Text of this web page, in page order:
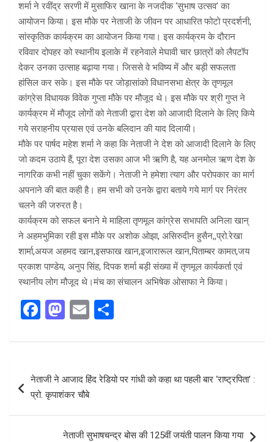
शर्मा ने रवींद्र सरणी में मुसाफिर खाना के नजदीक ‘सुभाष उत्सव’ का
आयोजन किया। इस मौके पर नेताजी के जीवन पर आधारित फोटो प्रदर्शनी,
सांस्कृतिक कार्यक्रम का आयोजन किया गया। इस कार्यक्रम के दौरान
रविवार दोपहर को स्थानीय इलाके में रहनेवाले मेघावी चार छात्रों को लैपटॉप
देकर उनका उत्साह बढ़ाया गया। जिससे वे भविष्य में और बड़ी सफलता
हांसिल कर सके। इस मौके पर जोड़ासांको विधानसभा क्षेत्र के तृणमूल
कांग्रेस विधायक विवेक गुप्ता मौके पर मौजूद थे। इस मौके पर श्री गुप्त ने
कार्यक्रम में मौजूद लोगों को नेताजी द्वारा देश को आजादी दिलाने के लिए किये
गये सराहनीय प्रयास एवं उनके बलिदान की याद दिलायी।
मौके पर पार्षद महेश शर्मा ने कहा कि नेताजी ने देश को आजादी दिलाने के लिए
जो कदम उठाये हैं, पूरा देश उसका आज भी ऋणि है, यह अनमोल ऋण देश के
नागरिक कभी नहीं चुका सकेंगे। नेताजी ने हमेशा त्याग और परोपकार का मार्ग
अपनाने की बात कही है। हम सभी को उनके द्वारा बताये गये मार्ग पर निरंतर
चलने की जरुरत है।
कार्यक्रम को सफल बनाने मे माहिला तृणमूल कांग्रेस सभापति अनिला खान्
ने अहमभुमिका रही इस मौके पर अशोक ओझा, असिरुदीन हुसैन,,प्रो.रेखा
शार्मा,अयज अहमद खान,इसफाख खान,इजारारूल खान,पिताम्बर कामत,जय
प्रकाश पाण्डेय, अनुप सिंह, दिपक शर्मा बड़ी संख्या में तृणमूल कार्यकर्ता एवं
स्थानीय लोग मौजूद थे।मंच का संचालन अभिषेक ओसाफा ने किया।
F
ce
b
o
o
M
st
d
n
E
ail ar
e
navigation
नेताजी ने आजाद हिंद रेडियो पर गांधी को कहा था पहली बार ‘राष्ट्रपिता’ :
प्रो. कृपाशंकर चौबे
नेताजी सुभाषचन्द्र बोस की 125वीं जयंती पालन किया गया